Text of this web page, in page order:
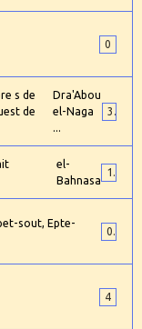
0
Dra'Abou
el-Naga
...
3
el-
Bahnasa
1
sout, Epte-
0
4